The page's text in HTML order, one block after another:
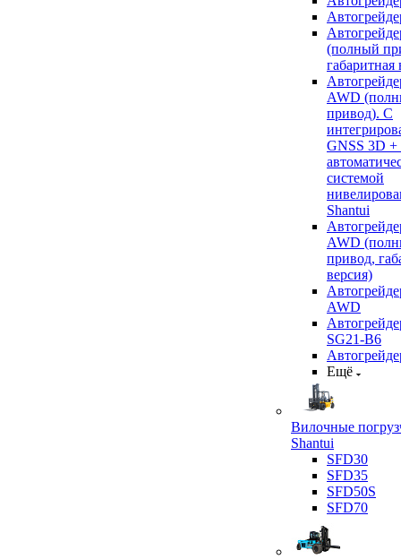
(полный
габаритная
AWD
привод). С
GNSS 3D +
системой
Shantui
AWD
привод,
версия)
AWD
SG21-B6
Ещё
Вилочные
Shantui
SFD30
SFD35
SFD50S
SFD70